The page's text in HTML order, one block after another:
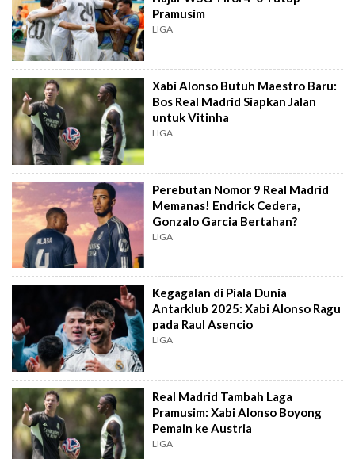
Pramusim
LIGA
Xabi Alonso Butuh Maestro Baru:
Bos Real Madrid Siapkan Jalan
untuk Vitinha
LIGA
Perebutan Nomor 9 Real Madrid
Memanas! Endrick Cedera,
Gonzalo Garcia Bertahan?
LIGA
Kegagalan di Piala Dunia
Antarklub 2025: Xabi Alonso Ragu
pada Raul Asencio
LIGA
Real Madrid Tambah Laga
Pramusim: Xabi Alonso Boyong
Pemain ke Austria
LIGA